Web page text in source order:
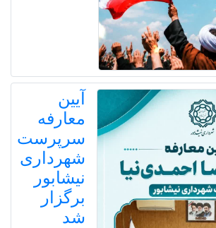
آیین
معارفه
سرپرست
شهرداری
نیشابور
برگزار
شد